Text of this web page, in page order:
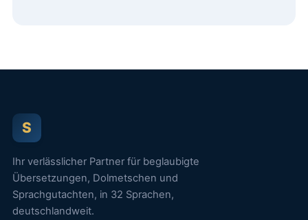
S
Ihr verlässlicher Partner für beglaubigte
Übersetzungen, Dolmetschen und
Sprachgutachten, in 32 Sprachen,
deutschlandweit.